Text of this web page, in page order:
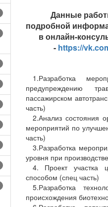
Данные
подробной
в онлайн-
- https://
1.Разработка
предупреждению
пассажирском
часть)
2.Анализ состояния
мероприятий по
часть)
3.Разработка
уровня при
4. Проект участка
способом (спец часть)
5.Разработка
происхождения